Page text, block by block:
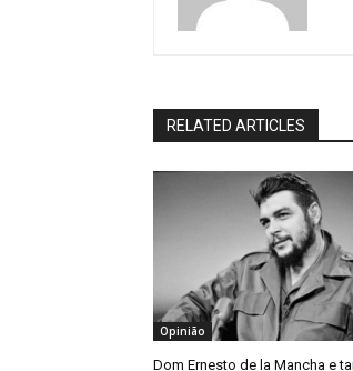
RELATED ARTICLES
Opinião
Dom Ernesto de la Mancha e